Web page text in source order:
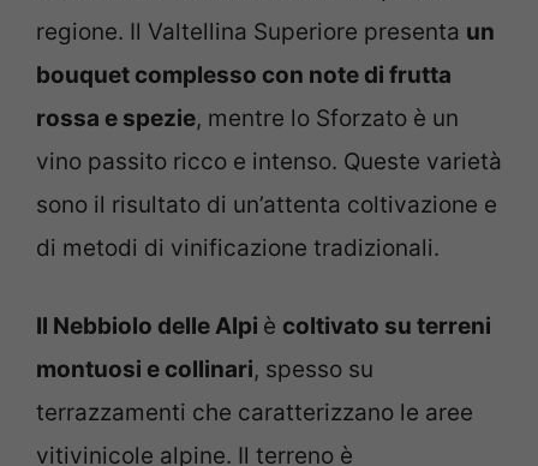
regione. Il Valtellina Superiore presenta un
bouquet complesso con note di frutta
rossa e spezie, mentre lo Sforzato è un
vino passito ricco e intenso. Queste varietà
sono il risultato di un’attenta coltivazione e
di metodi di vinificazione tradizionali.
Il Nebbiolo delle Alpi è coltivato su terreni
montuosi e collinari, spesso su
terrazzamenti che caratterizzano le aree
vitivinicole alpine. Il terreno è